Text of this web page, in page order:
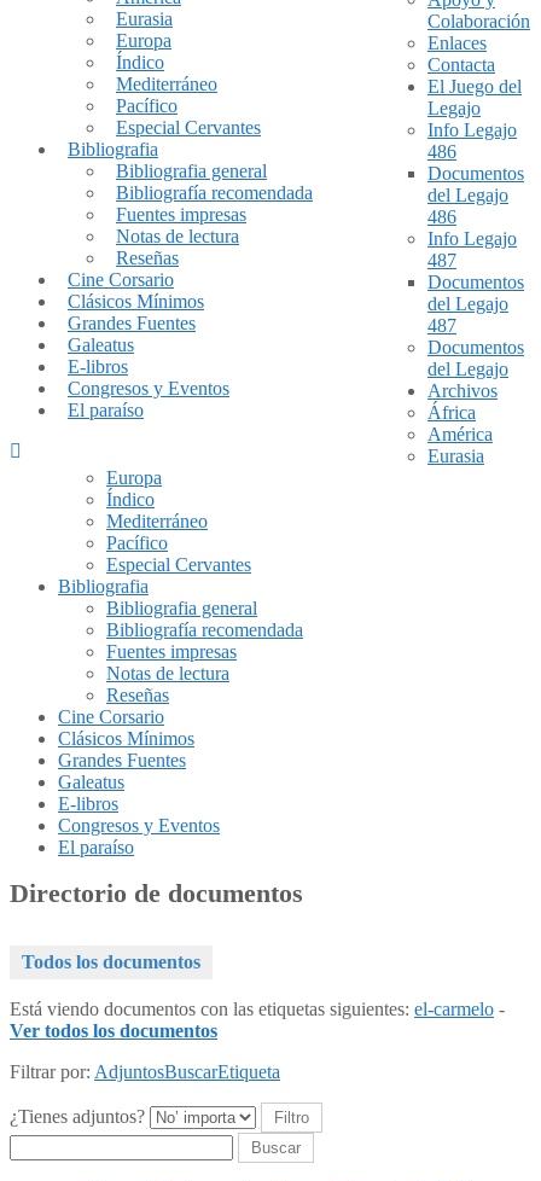
Eurasia
Europa
Índico
Mediterráneo
Pacífico
Especial Cervantes
Bibliografia
Bibliografia general
Bibliografía recomendada
Fuentes impresas
Notas de lectura
Reseñas
Cine Corsario
Clásicos Mínimos
Grandes Fuentes
Galeatus
E-libros
Congresos y Eventos
El paraíso
Colaboración
Enlaces
Contacta
El Juego del
Legajo
Info Legajo
486
Documentos
del Legajo
486
Info Legajo
487
Documentos
del Legajo
487
Documentos
del Legajo
Archivos
África
América
Eurasia
Europa
Índico
Mediterráneo
Pacífico
Especial Cervantes
Bibliografia
Bibliografia general
Bibliografía recomendada
Fuentes impresas
Notas de lectura
Reseñas
Cine Corsario
Clásicos Mínimos
Grandes Fuentes
Galeatus
E-libros
Congresos y Eventos
El paraíso
Directorio de documentos
Todos los documentos
Está viendo documentos con las etiquetas siguientes: el-carmelo -
Ver todos los documentos
Filtrar por: AdjuntosBuscarEtiqueta
¿Tienes adjuntos?
Buscar